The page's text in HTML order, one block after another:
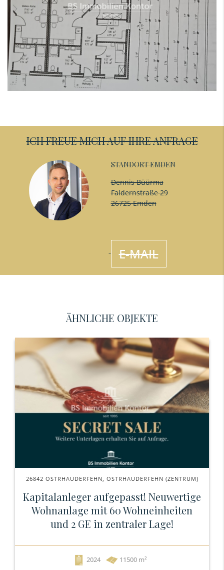
ICH FREUE MICH AUF IHRE ANFRAGE
STANDORT EMDEN
Dennis Büürma
Faldernstraße 29
26725 Emden
E-MAIL
ÄHNLICHE OBJEKTE
26842 OSTRHAUDERFEHN, OSTRHAUDERFEHN (ZENTRUM)
Kapitalanleger aufgepasst! Neuwertige
Wohnanlage mit 60 Wohneinheiten
und 2 GE in zentraler Lage!
2024 11500 m²